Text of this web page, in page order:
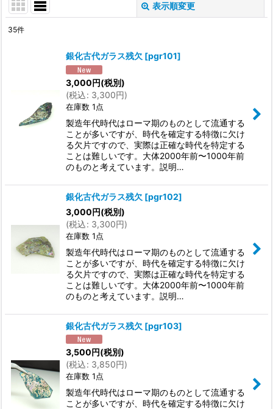
表示順変更
35件
銀化古代ガラス残欠 [pgr101]
3,000円(税別)
(税込: 3,300円)
在庫数 1点
製造年代時代はローマ期のものとして流通する
ことが多いですが、時代を確定する特徴に欠け
る欠片ですので、実際は正確な時代を特定する
ことは難しいです。大体2000年前〜1000年前
のものと考えています。説明…
銀化古代ガラス残欠 [pgr102]
3,000円(税別)
(税込: 3,300円)
在庫数 1点
製造年代時代はローマ期のものとして流通する
ことが多いですが、時代を確定する特徴に欠け
る欠片ですので、実際は正確な時代を特定する
ことは難しいです。大体2000年前〜1000年前
のものと考えています。説明…
銀化古代ガラス残欠 [pgr103]
3,500円(税別)
(税込: 3,850円)
在庫数 1点
製造年代時代はローマ期のものとして流通する
ことが多いですが、時代を確定する特徴に欠け